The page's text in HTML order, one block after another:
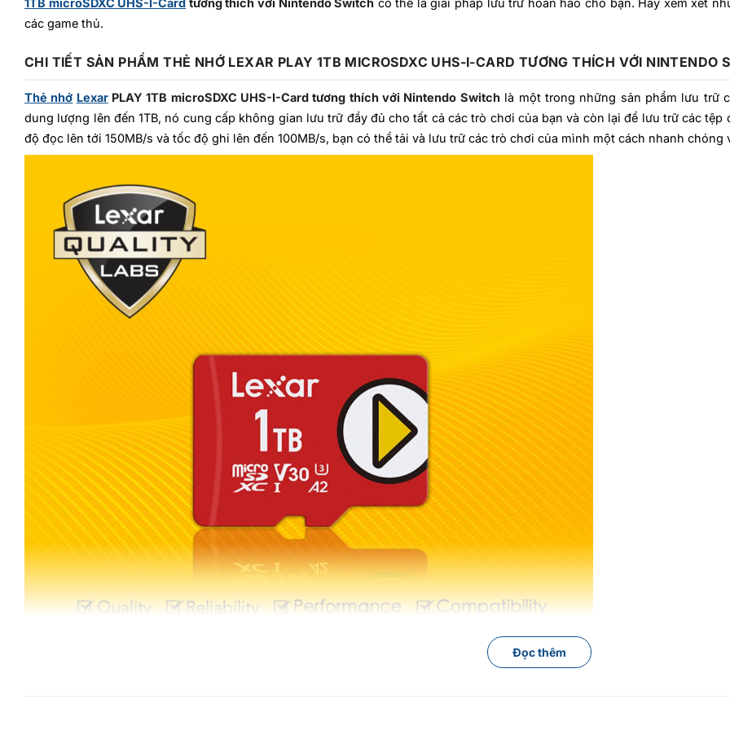
các game thủ.
CHI TIẾT SẢN PHẨM THẺ NHỚ LEXAR PLAY 1TB MICROSDXC UHS-I-CARD TƯƠNG THÍCH VỚI NINTENDO
Thẻ nhớ LexarPLAY 1TB microSDXC UHS-I-Card tương thích với Nintendo Switchlà một trong những sản phẩm lưu trữ
dung lượng lên đến 1TB, nó cung cấp không gian lưu trữ đầy đủ cho tất cả các trò chơi của bạn và còn lại để lưu trữ các
độ đọc lên tới 150MB/s và tốc độ ghi lên đến 100MB/s, bạn có thể tải và lưu trữ các trò chơi của mình một cách nhanh chóng
Đọc thêm